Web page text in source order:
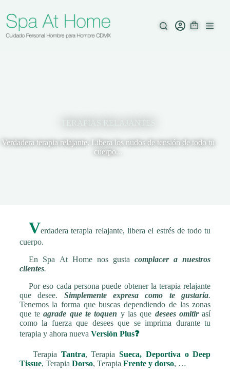
contenido
Verdadera terapia relajante. Libera los nudos de tensión de todo tu
cuerpo...
Verdadera terapia relajante, libera el estrés de todo tu
cuerpo.
En Spa At Home nos gustacomplacer a nuestros
clientes.
Por eso cada persona puede obtener la terapia relajante
que desee. Simplemente expresa como te gustaría.
Tenemos la forma que buscas dependiendo de las zonas
que teagrade que te toquen y las que desees omitir así
como la fuerza que desees que se imprima durante tu
terapia y ahora nueva Versión Plus❓
Terapia Tantra, TerapiaSueca, Deportiva o Deep
Tissue, Terapia Dorso, Terapia Frente y dorso, …